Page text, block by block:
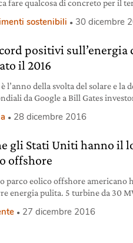
fare qualcosa di concreto per il
pagano il prezzo più salato di
Award ha
sostenibili 30 dicembre
positivi sull’energia
il 2016
l’anno della svolta del solare e la
da Google a Bill Gates
28 dicembre 2016
gli Stati Uniti hanno il
offshore
parco eolico offshore americano
energia pulita. 5 turbine da 30
27 dicembre 2016